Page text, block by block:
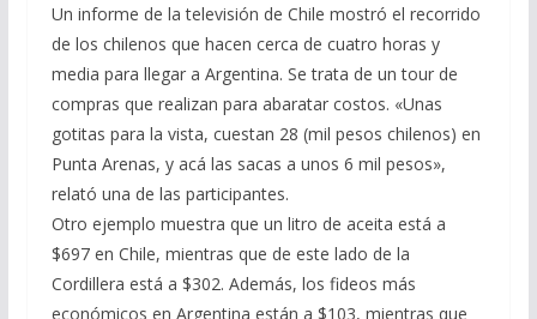
Un informe de la televisión de Chile mostró el recorrido
de los chilenos que hacen cerca de cuatro horas y
media para llegar a Argentina. Se trata de un tour de
compras que realizan para abaratar costos. «Unas
gotitas para la vista, cuestan 28 (mil pesos chilenos) en
Punta Arenas, y acá las sacas a unos 6 mil pesos»,
relató una de las participantes.
Otro ejemplo muestra que un litro de aceita está a
$697 en Chile, mientras que de este lado de la
Cordillera está a $302. Además, los fideos más
económicos en Argentina están a $103, mientras que